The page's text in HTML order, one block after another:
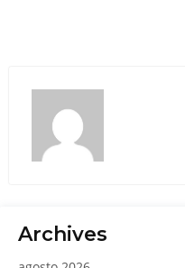
Archives